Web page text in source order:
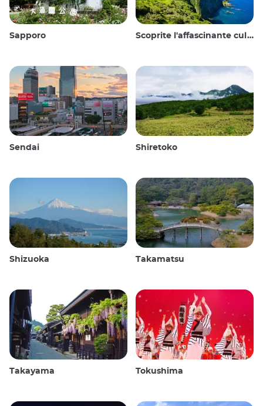
Sapporo Scoprite l'affascinante cultura e i paesaggi mozzafiato delle Isole Oki in Giappone
Sendai Shiretoko
Shizuoka Takamatsu
Takayama Tokushima